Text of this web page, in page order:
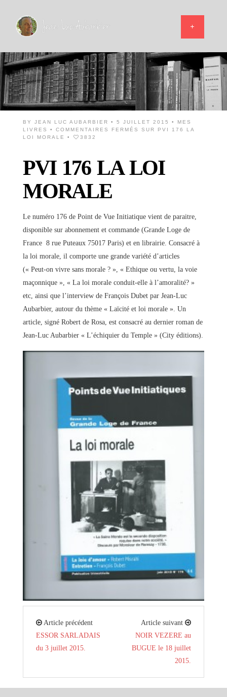
BY JEAN LUC AUBARBIER • 5 JUILLET 2015 •
MES
LIVRES
• COMMENTAIRES FERMÉS
SUR PVI 176 LA
LOI MORALE
• 3832
PVI 176 LA LOI
MORALE
Le numéro 176 de Point de Vue Initiatique vient de paraitre,
disponible sur abonnement et commande (Grande Loge de
France 8 rue Puteaux 75017 Paris) et en librairie. Consacré à
la loi morale, il comporte une grande variété d’articles
(« Peut-on vivre sans morale ? », « Ethique ou vertu, la voie
maçonnique », « La loi morale conduit-elle à l’amoralité? »
etc, ainsi que l’interview de François Dubet par Jean-Luc
Aubarbier, autour du thème « Laïcité et loi morale ». Un
article, signé Robert de Rosa, est consacré au dernier roman de
Jean-Luc Aubarbier « L’échiquier du Temple » (City éditions).
Article précédent
ESSOR SARLADAIS
du 3 juillet 2015.
Article suivant
NOIR VEZERE au
BUGUE le 18 juillet
2015.